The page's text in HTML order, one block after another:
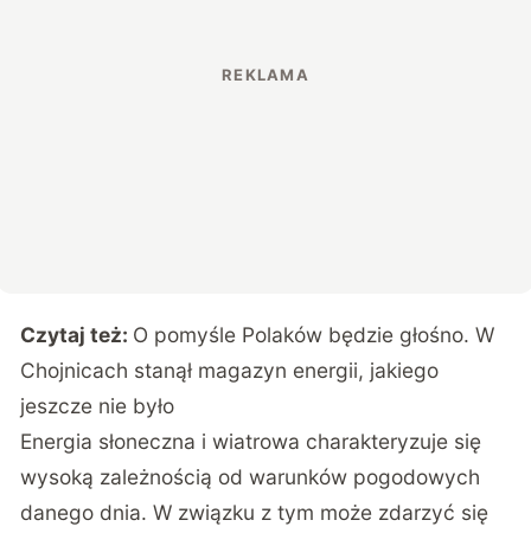
Czytaj też: O pomyśle Polaków będzie głośno. W
Chojnicach stanął magazyn energii, jakiego
jeszcze nie było
Energia słoneczna i wiatrowa charakteryzuje się
wysoką zależnością od warunków pogodowych
danego dnia. W związku z tym może zdarzyć się